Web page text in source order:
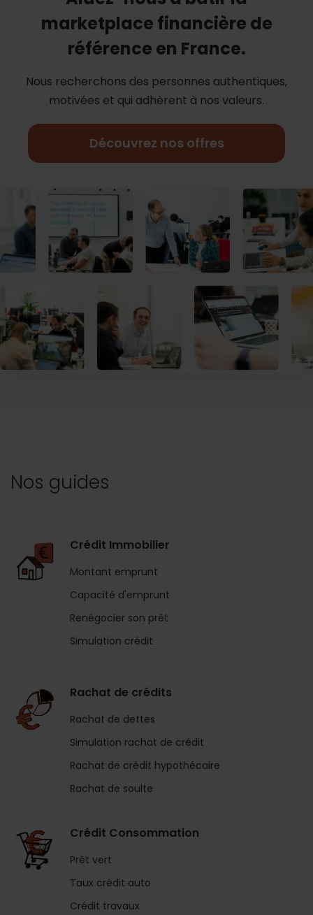
marketplace financière de
référence en France.
Nous recherchons des personnes authentiques,
motivées et qui adhèrent à nos valeurs.
Découvrez nos offres
Nos guides
Crédit Immobilier
Montant emprunt
Capacité d'emprunt
Renégocier son prêt
Simulation crédit
Rachat de crédits
Rachat de dettes
Simulation rachat de crédit
Rachat de crédit hypothécaire
Rachat de soulte
Crédit Consommation
Prêt vert
Taux crédit auto
Crédit travaux